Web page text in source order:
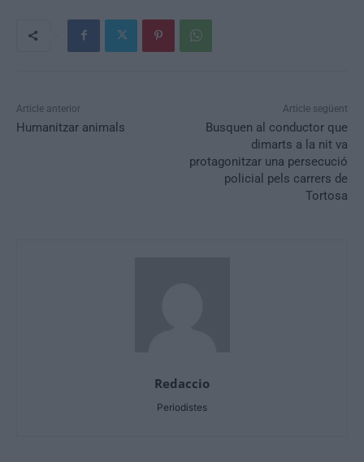
Article anterior
Humanitzar animals
Article següent
Busquen al conductor que
dimarts a la nit va
protagonitzar una persecució
policial pels carrers de
Tortosa
Redaccio
Periodistes